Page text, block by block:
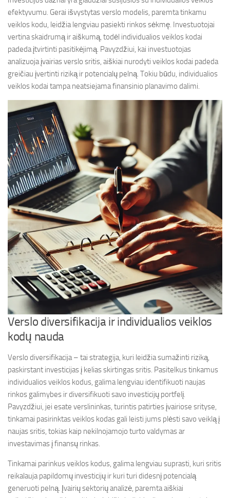
efektyvumu. Gerai išvystytas verslo modelis, paremta tinkamu
veiklos kodu, leidžia lengviau pasiekti rinkos sėkmę. Investuotojai
vertina skaidrumą ir aiškumą, todėl individualios veiklos kodai
padeda įtvirtinti pasitikėjimą. Pavyzdžiui, kai investuotojas
analizuoja įvairias verslo sritis, aiškiai nurodyti veiklos kodai padeda
greičiau įvertinti riziką ir potencialų pelną. Tokiu būdu, individualios
veiklos kodai tampa neatsiejama finansinio planavimo dalimi.
Verslo diversifikacija ir individualios veiklos
kodų nauda
Verslo diversifikacija – tai strategija, kuri leidžia sumažinti riziką,
paskirstant investicijas į kelias skirtingas sritis. Pasitelkus tinkamus
individualios veiklos kodus, galima lengviau identifikuoti naujas
rinkos galimybes ir diversifikuoti savo investicijų portfelį.
Pavyzdžiui, jei esate verslininkas, turintis patirties įvairiose srityse,
tinkamai pasirinktas veiklos kodas gali leisti jums plėsti savo veiklą į
naujas sritis, tokias kaip nekilnojamojo turto valdymas ar
investavimas į finansų rinkas.
Tinkamai parinkus veiklos kodus, galima lengviau suprasti, kuri sritis
reikalauja papildomų investicijų ir kuri turi didesnį potencialą
generuoti pelną. Įvairių sektorių analizė, paremta aiškiai